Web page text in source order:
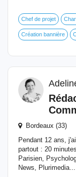
Chef de projet
Création bannière
Bordeaux (33)
Pendant 12 ans,
partout : 20
Parisien,
News,